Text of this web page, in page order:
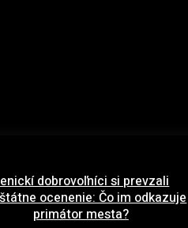
dobrovoľníci si prevzali
ocenenie: Čo im odkazuje
primátor mesta?